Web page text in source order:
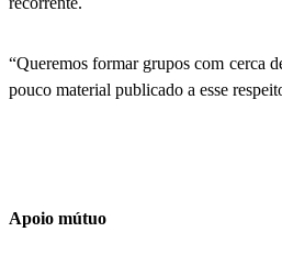
“Queremos formar grupos com cerca
pouco material publicado a esse
Apoio mútuo